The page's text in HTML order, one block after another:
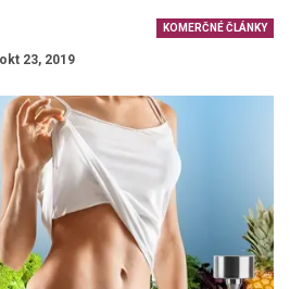
KOMERČNÉ ČLÁNKY
okt 23, 2019